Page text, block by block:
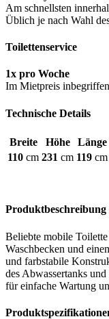
Am schnellsten
Üblich je nach Wahl
Toilettenservice
1x pro Woche
Im Mietpreis inbegriffen
Technische Details
Breite Höhe
Länge
110 cm 231 cm 119 cm
Produktbeschreibung
Beliebte mobile
Waschbecken und
und farbstabile
des Abwassertanks
für einfache Wartung